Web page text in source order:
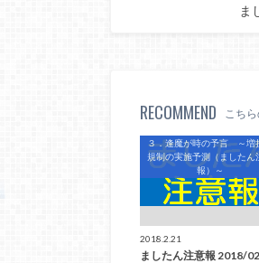
ま
RECOMMEND こち
３．逢魔が時の予言 ～増
規制の実施予測（ましたん
報）～
2018.2.21
ましたん注意報 2018/